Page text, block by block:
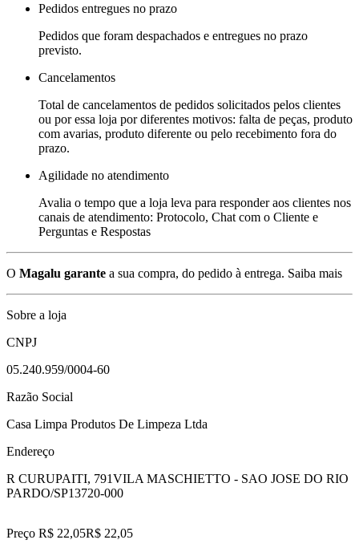
Pedidos entregues no prazo
Pedidos que foram despachados e entregues no prazo
previsto.
Cancelamentos
Total de cancelamentos de pedidos solicitados pelos clientes
ou por essa loja por diferentes motivos: falta de peças, produto
com avarias, produto diferente ou pelo recebimento fora do
prazo.
Agilidade no atendimento
Avalia o tempo que a loja leva para responder aos clientes nos
canais de atendimento: Protocolo, Chat com o Cliente e
Perguntas e Respostas
O Magalu garante a sua compra, do pedido à entrega. Saiba mais
Sobre a loja
CNPJ
05.240.959/0004-60
Razão Social
Casa Limpa Produtos De Limpeza Ltda
Endereço
R CURUPAITI, 791VILA MASCHIETTO - SAO JOSE DO RIO
PARDO/SP13720-000
Preço R$ 22,05R$ 22,05